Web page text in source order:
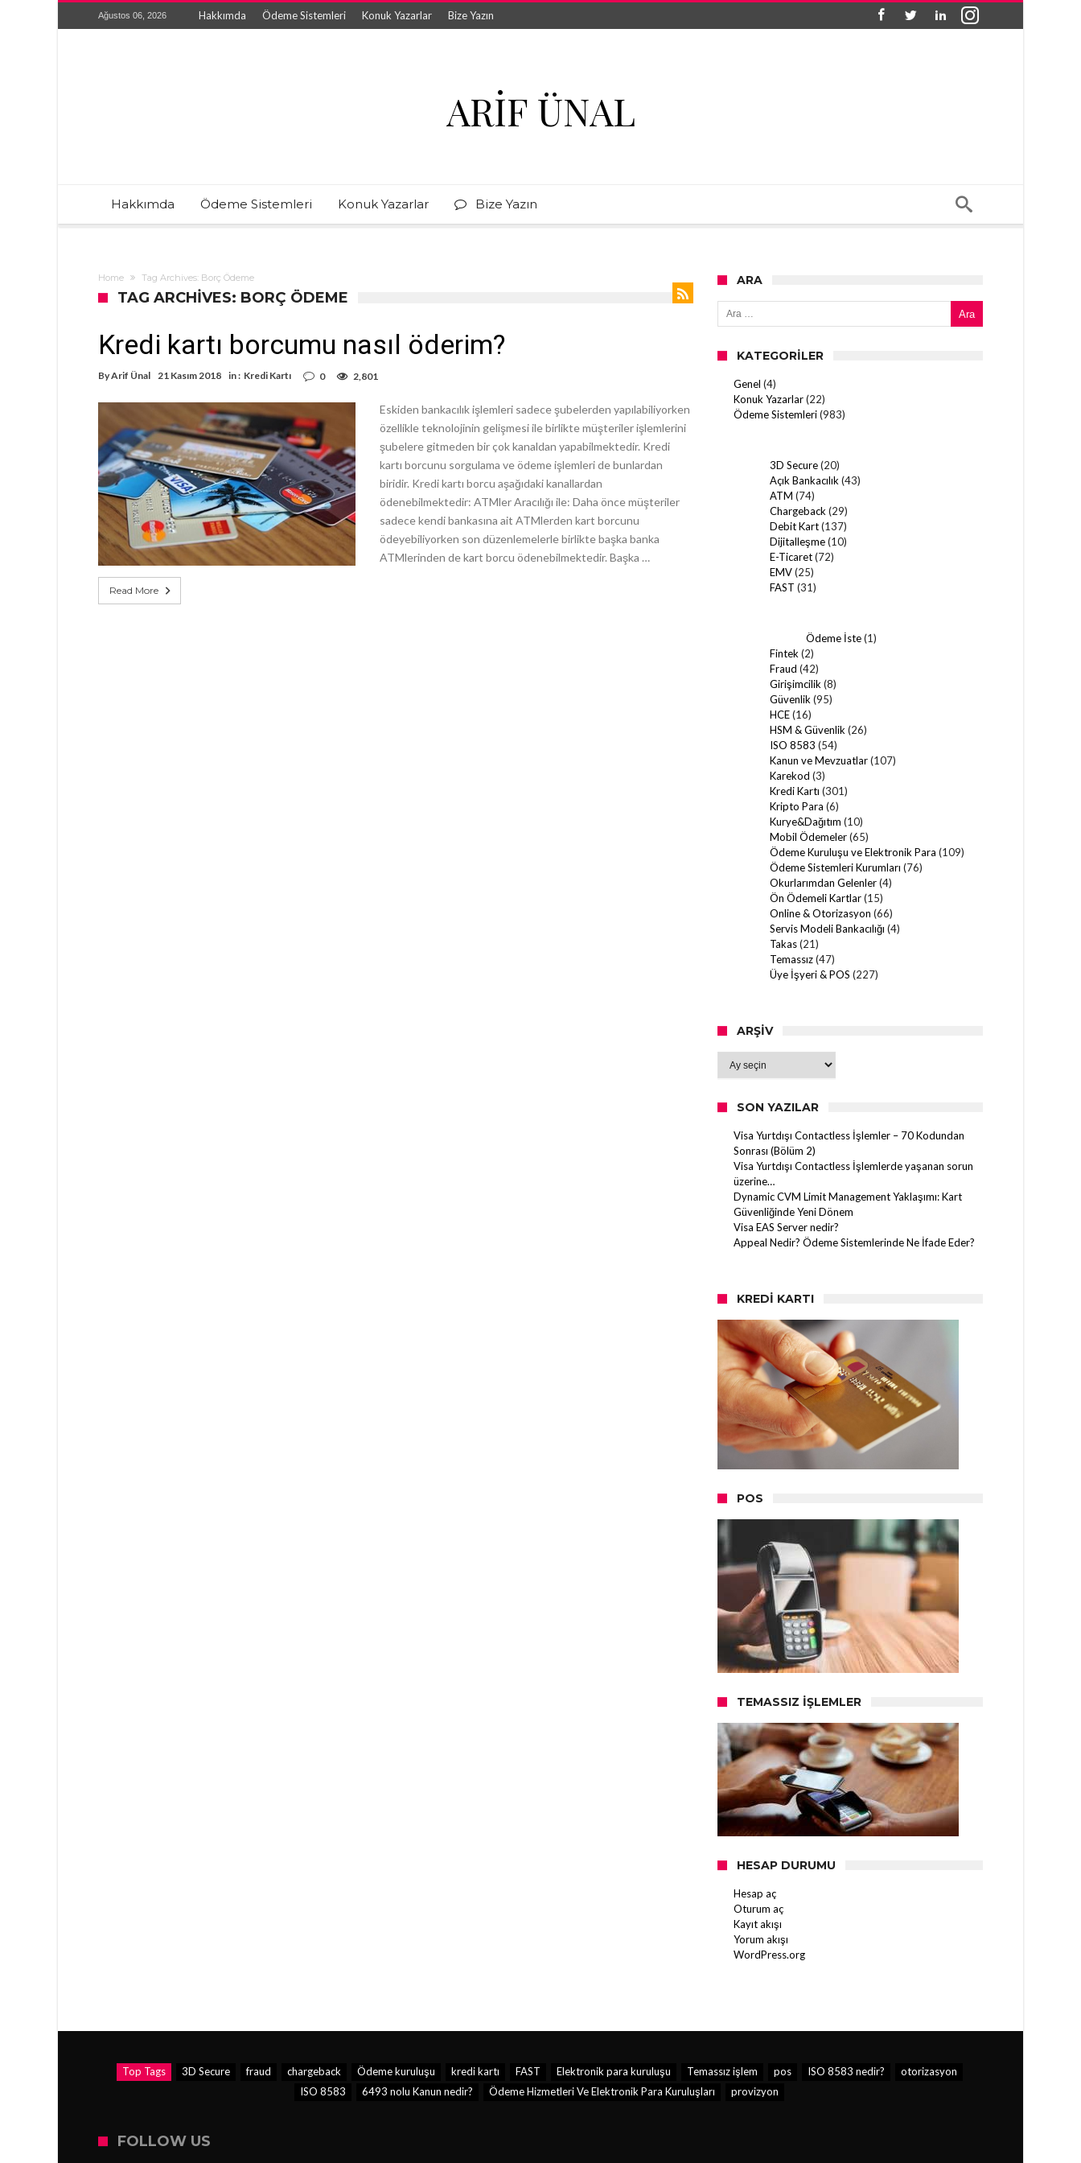
Ağustos 06, 2026 Hakkımda Ödeme Sistemleri Konuk Yazarlar Bize Yazın
ARIF ÜNAL
Hakkımda Ödeme Sistemleri Konuk Yazarlar Bize Yazın
Home Tag Archives: Borç Ödeme
TAG ARCHIVES: BORÇ ÖDEME
Kredi kartı borcumu nasıl öderim?
ByArif Ünal 21 Kasım 2018 in : Kredi Kartı 0 2,801
Eskiden bankacılık işlemleri sadece şubelerden yapılabiliyorken
özellikle teknolojinin gelişmesi ile birlikte müşteriler işlemlerini
şubelere gitmeden bir çok kanaldan yapabilmektedir. Kredi
kartı borcunu sorgulama ve ödeme işlemleri de bunlardan
biridir. Kredi kartı borcu aşağıdaki kanallardan
ödenebilmektedir: ATMler Aracılığı ile: Daha önce müşteriler
sadece kendi bankasına ait ATMlerden kart borcunu
ödeyebiliyorken son düzenlemelerle birlikte başka banka
ATMlerinden de kart borcu ödenebilmektedir. Başka …
Read More
ARA
Arama:
KATEGORILER
Genel (4)
Konuk Yazarlar(22)
Ödeme Sistemleri(983)
3D Secure(20)
Açık Bankacılık (43)
ATM (74)
Chargeback (29)
Debit Kart(137)
Dijitalleşme(10)
E-Ticaret(72)
EMV(25)
FAST (31)
Ödeme İste(1)
Fintek (2)
Fraud (42)
Girişimcilik (8)
Güvenlik (95)
HCE(16)
HSM & Güvenlik (26)
ISO 8583 (54)
Kanun ve Mevzuatlar(107)
Karekod (3)
Kredi Kartı (301)
Kripto Para (6)
Kurye&Dağıtım (10)
Mobil Ödemeler(65)
Ödeme Kuruluşu ve Elektronik Para (109)
Ödeme Sistemleri Kurumları (76)
Okurlarımdan Gelenler(4)
Ön Ödemeli Kartlar(15)
Online & Otorizasyon (66)
Servis Modeli Bankacılığı (4)
Takas(21)
Temassız(47)
Üye İşyeri & POS (227)
ARŞIV
SON YAZILAR
Visa Yurtdışı Contactless İşlemler – 70 Kodundan
Sonrası (Bölüm 2)
Visa Yurtdışı Contactless İşlemlerde yaşanan sorun
üzerine…
Dynamic CVM Limit Management Yaklaşımı: Kart
Güvenliğinde Yeni Dönem
Visa EAS Server nedir?
Appeal Nedir? Ödeme Sistemlerinde Ne İfade Eder?
KREDI KARTI
POS
TEMASSIZ İŞLEMLER
HESAP DURUMU
Hesap aç
Oturum aç
Kayıt akışı
Yorum akışı
WordPress.org
Top Tags 3D Secure fraud chargeback Ödeme kuruluşu kredi kartı FAST Elektronik para kuruluşu Temassız işlem pos ISO 8583 nedir?
otorizasyon
ISO 8583
6493 nolu Kanun nedir? Ödeme Hizmetleri Ve Elektronik Para Kuruluşları provizyon
FOLLOW US